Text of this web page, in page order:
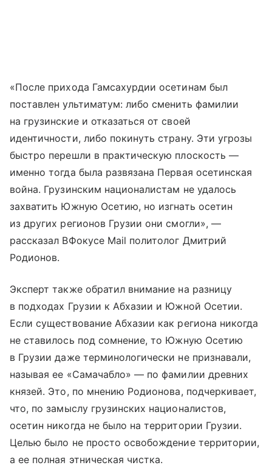
«После прихода Гамсахурдии осетинам был
поставлен ультиматум: либо сменить фамилии
на грузинские и отказаться от своей
идентичности, либо покинуть страну. Эти угрозы
быстро перешли в практическую плоскость —
именно тогда была развязана Первая осетинская
война. Грузинским националистам не удалось
захватить Южную Осетию, но изгнать осетин
из других регионов Грузии они смогли», —
рассказал ВФокусе Mail политолог Дмитрий
Родионов.
Эксперт также обратил внимание на разницу
в подходах Грузии к Абхазии и Южной Осетии.
Если существование Абхазии как региона никогда
не ставилось под сомнение, то Южную Осетию
в Грузии даже терминологически не признавали,
называя ее «Самачабло» — по фамилии древних
князей. Это, по мнению Родионова, подчеркивает,
что, по замыслу грузинских националистов,
осетин никогда не было на территории Грузии.
Целью было не просто освобождение территории,
а ее полная этническая чистка.